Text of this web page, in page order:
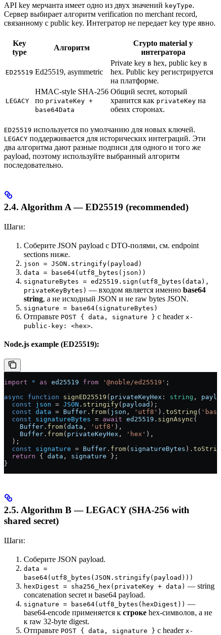
API key мерчанта имеет одно из двух значений keyType.
Сервер выбирает алгоритм verification по merchant record,
связанному с public key. Интегратор не передает key type явно.
Key
type
Алгоритм
Crypto material у
интегратора
ED25519 Ed25519, asymmetric
Private key в hex, public key в
hex. Public key регистрируется
на платформе.
LEGACY
HMAC-style SHA-256
по privateKey +
base64Data
Общий secret, который
хранится как privateKey на
обеих сторонах.
ED25519 используется по умолчанию для новых ключей.
LEGACY поддерживается для исторических интеграций. Эти
два алгоритма дают разные подписи для одного и того же
payload, поэтому используйте выбранный алгоритм
последовательно.
2.4. Algorithm A — ED25519 (recommended)
Шаги:
Соберите JSON payload с DTO-полями, см. endpoint
sections ниже.
json = JSON.stringify(payload)
data = base64(utf8_bytes(json))
signatureBytes = ed25519.sign(utf8_bytes(data),
privateKeyBytes) — входом является именно base64
string, а не исходный JSON и не raw bytes JSON.
signature = base64(signatureBytes)
Отправьте POST { data, signature } с header x-
public-key: <hex>.
Node.js example (ED25519):
import * as ed25519 from '@noble/ed25519' ;
async function signED25519 ( privateKeyHex : string ,
  const
json = JSON . stringify( payload );
  const
data = Buffer . from( json , 'utf8' ). toString (
  const
signatureBytes = await ed25519 . signAsync (
    Buffer
. from(data , 'utf8' ),
    Buffer
. from( privateKeyHex , 'hex' ),
  );
  const
signature = Buffer . from( signatureBytes ).
  return
{ data , signature };
}
2.5. Algorithm B — LEGACY (SHA-256 with
shared secret)
Шаги:
Соберите JSON payload.
data =
base64(utf8_bytes(JSON.stringify(payload)))
hexDigest = sha256_hex(privateKey + data) — string
concatenation secret и base64 payload.
signature = base64(utf8_bytes(hexDigest)) —
base64-encode применяется к строке hex-символов, а не
к raw 32-byte digest.
Отправьте POST { data, signature } с header x-